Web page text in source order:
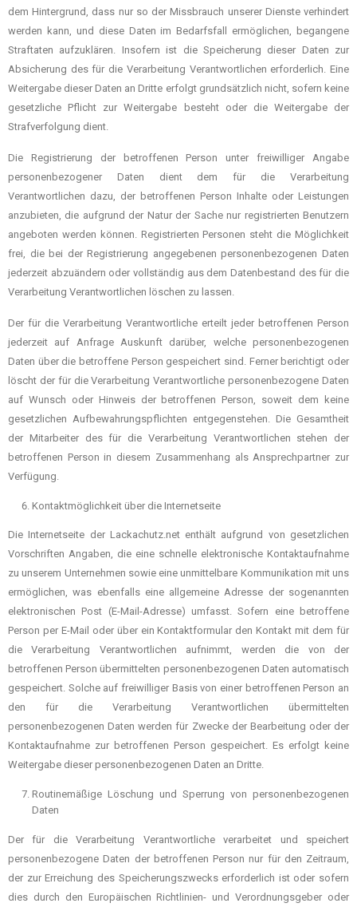
dem Hintergrund, dass nur so der Missbrauch unserer Dienste verhindert
werden kann, und diese Daten im Bedarfsfall ermöglichen, begangene
Straftaten aufzuklären. Insofern ist die Speicherung dieser Daten zur
Absicherung des für die Verarbeitung Verantwortlichen erforderlich. Eine
Weitergabe dieser Daten an Dritte erfolgt grundsätzlich nicht, sofern keine
gesetzliche Pflicht zur Weitergabe besteht oder die Weitergabe der
Strafverfolgung dient.
Die Registrierung der betroffenen Person unter freiwilliger Angabe
personenbezogener Daten dient dem für die Verarbeitung
Verantwortlichen dazu, der betroffenen Person Inhalte oder Leistungen
anzubieten, die aufgrund der Natur der Sache nur registrierten Benutzern
angeboten werden können. Registrierten Personen steht die Möglichkeit
frei, die bei der Registrierung angegebenen personenbezogenen Daten
jederzeit abzuändern oder vollständig aus dem Datenbestand des für die
Verarbeitung Verantwortlichen löschen zu lassen.
Der für die Verarbeitung Verantwortliche erteilt jeder betroffenen Person
jederzeit auf Anfrage Auskunft darüber, welche personenbezogenen
Daten über die betroffene Person gespeichert sind. Ferner berichtigt oder
löscht der für die Verarbeitung Verantwortliche personenbezogene Daten
auf Wunsch oder Hinweis der betroffenen Person, soweit dem keine
gesetzlichen Aufbewahrungspflichten entgegenstehen. Die Gesamtheit
der Mitarbeiter des für die Verarbeitung Verantwortlichen stehen der
betroffenen Person in diesem Zusammenhang als Ansprechpartner zur
Verfügung.
Kontaktmöglichkeit über die Internetseite
Die Internetseite der Lackachutz.net enthält aufgrund von gesetzlichen
Vorschriften Angaben, die eine schnelle elektronische Kontaktaufnahme
zu unserem Unternehmen sowie eine unmittelbare Kommunikation mit uns
ermöglichen, was ebenfalls eine allgemeine Adresse der sogenannten
elektronischen Post (E-Mail-Adresse) umfasst. Sofern eine betroffene
Person per E-Mail oder über ein Kontaktformular den Kontakt mit dem für
die Verarbeitung Verantwortlichen aufnimmt, werden die von der
betroffenen Person übermittelten personenbezogenen Daten automatisch
gespeichert. Solche auf freiwilliger Basis von einer betroffenen Person an
den für die Verarbeitung Verantwortlichen übermittelten
personenbezogenen Daten werden für Zwecke der Bearbeitung oder der
Kontaktaufnahme zur betroffenen Person gespeichert. Es erfolgt keine
Weitergabe dieser personenbezogenen Daten an Dritte.
Routinemäßige Löschung und Sperrung von personenbezogenen
Daten
Der für die Verarbeitung Verantwortliche verarbeitet und speichert
personenbezogene Daten der betroffenen Person nur für den Zeitraum,
der zur Erreichung des Speicherungszwecks erforderlich ist oder sofern
dies durch den Europäischen Richtlinien- und Verordnungsgeber oder